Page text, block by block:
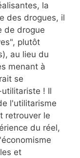
la
des drogues, il
de drogue
plutôt
au lieu du
menant à
se
! Il
l'utilitarisme
retrouver le
du réel,
et